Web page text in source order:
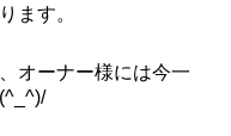
ます。
オーナー様には今一